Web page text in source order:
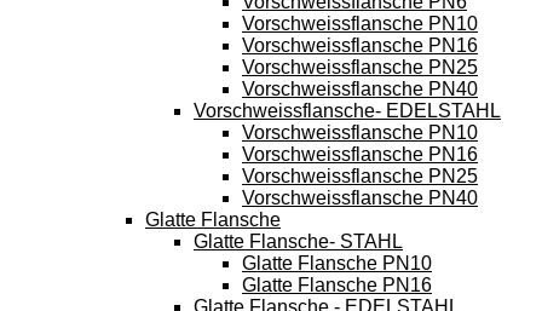
Vorschweissflansche PN10
Vorschweissflansche PN16
Vorschweissflansche PN25
Vorschweissflansche PN40
Vorschweissflansche- EDELSTAHL
Vorschweissflansche PN10
Vorschweissflansche PN16
Vorschweissflansche PN25
Vorschweissflansche PN40
Glatte Flansche
Glatte Flansche- STAHL
Glatte Flansche PN10
Glatte Flansche PN16
Glatte Flansche - EDELSTAHL